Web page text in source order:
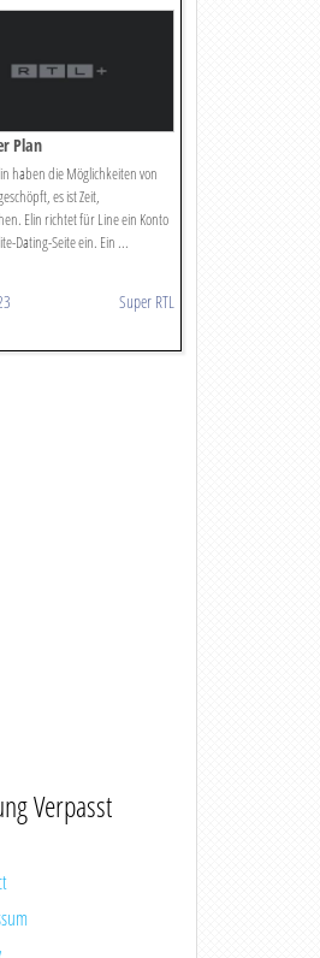
Plan
haben die Möglichkeiten von
es ist Zeit,
Elin richtet für Line ein Konto
Dating-Seite ein. Ein ...
Super RTL
Verpasst